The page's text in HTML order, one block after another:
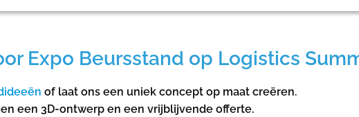
Expo Beursstand op Logistics
of laat ons een uniek concept op maat creëren.
een 3D-ontwerp en een vrijblijvende offerte.